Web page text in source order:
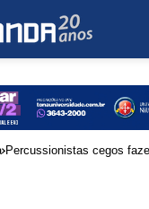
Percussionistas cegos